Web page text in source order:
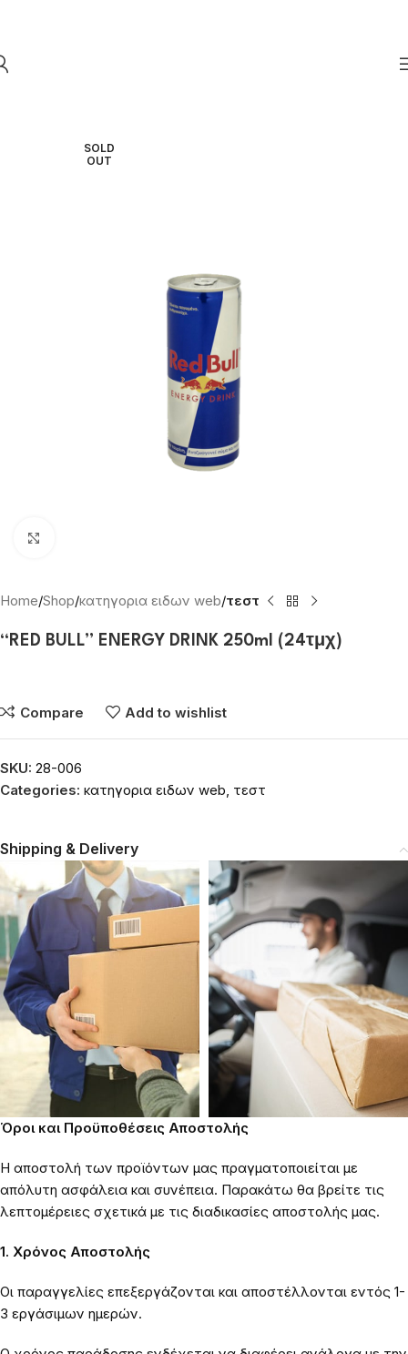
SOLD
OUT
Home Shop κατηγορια ειδων web τεστ
“RED BULL” ENERGY DRINK 250ml (24τμχ)
Compare Add to wishlist
SKU: 28-006
Categories: κατηγορια ειδων web, τεστ
Shipping & Delivery
Όροι και Προϋποθέσεις Αποστολής
Η αποστολή των προϊόντων μας πραγματοποιείται με
απόλυτη ασφάλεια και συνέπεια. Παρακάτω θα βρείτε τις
λεπτομέρειες σχετικά με τις διαδικασίες αποστολής μας.
1. Χρόνος Αποστολής
Οι παραγγελίες επεξεργάζονται και αποστέλλονται εντός 1-
3 εργάσιμων ημερών.